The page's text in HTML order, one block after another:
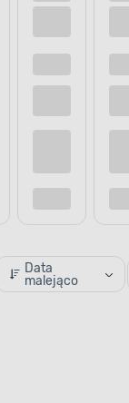
wnętrz
do
kuchni lub
Data
malejąco